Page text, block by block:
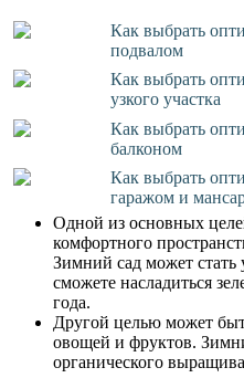
Как выбрать
подвалом
Как выбрать
узкого участка
Как выбрать
балконом
Как выбрать
гаражом и
Одной из основных
комфортного
Зимний сад может
сможете насладиться
года.
Другой целью может
овощей и фруктов.
органического